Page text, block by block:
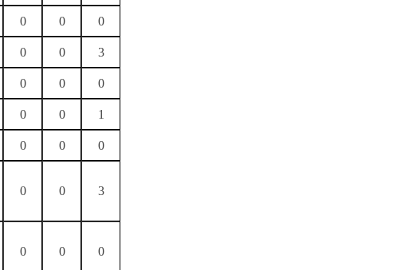
0 0 0
0 0 3
0 0 0
0 0 1
0 0 0
0 0 3
0 0 0